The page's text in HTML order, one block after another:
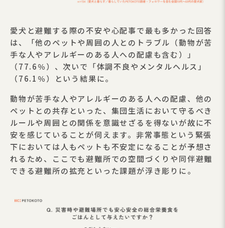
愛犬と避難する際の不安や心配事で最も多かった回答
は、「他のペットや周囲の人とのトラブル（動物が苦
手な人やアレルギーのある人への配慮も含む）」
（77.6％）、次いで「体調不良やメンタルヘルス」
（76.1％）という結果に。
動物が苦手な人やアレルギーのある人への配慮、他の
ペットとの共存といった、集団生活において守るべき
ルールや周囲との関係を意識せざるを得ないが故に不
安を感じていることが伺えます。非常事態という緊張
下においては人もペットも不安定になることが予想さ
れるため、ここでも避難所での空間づくりや同伴避難
できる避難所の拡充といった課題が浮き彫りに。